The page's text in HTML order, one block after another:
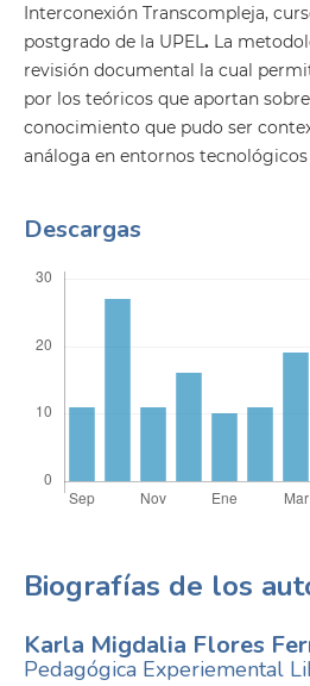
Interconexión Transcompleja,
postgrado de la UPEL. La
revisión documental la cual
por los teóricos que aportan
conocimiento que pudo ser
análoga en entornos
Descargas
Biografías de los
Karla Migdalia Flores
Pedagógica Experiemental